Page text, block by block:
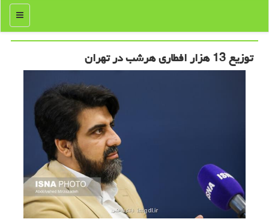
منو
توزیع 13 هزار افطاری هرشب در تهران